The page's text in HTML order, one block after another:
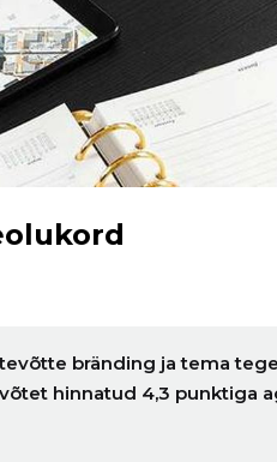
bränding ja tema
hinnatud 4,3 punktiga